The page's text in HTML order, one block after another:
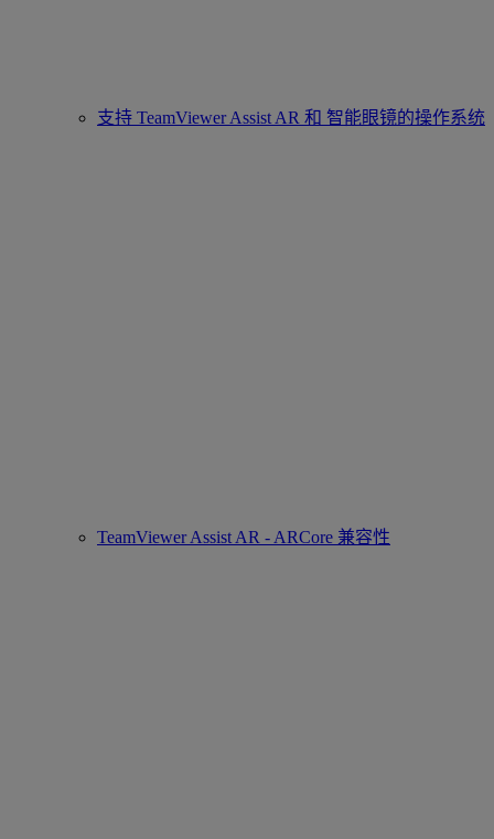
支持 TeamViewer Assist AR 和 智能眼镜的操作系统
TeamViewer Assist AR - ARCore 兼容性